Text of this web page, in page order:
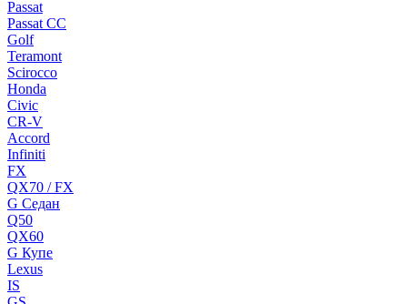
Passat
Passat CC
Golf
Teramont
Scirocco
Honda
Civic
CR-V
Accord
Infiniti
FX
QX70 / FX
G Cедан
Q50
QX60
G Купе
Lexus
IS